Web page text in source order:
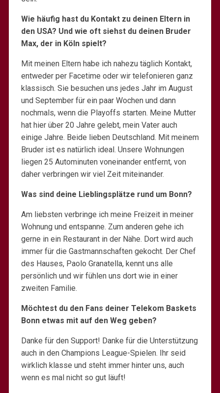
Wie häufig hast du Kontakt zu deinen Eltern in
den USA? Und wie oft siehst du deinen Bruder
Max, der in Köln spielt?
Mit meinen Eltern habe ich nahezu täglich Kontakt,
entweder per Facetime oder wir telefonieren ganz
klassisch. Sie besuchen uns jedes Jahr im August
und September für ein paar Wochen und dann
nochmals, wenn die Playoffs starten. Meine Mutter
hat hier über 20 Jahre gelebt, mein Vater auch
einige Jahre. Beide lieben Deutschland. Mit meinem
Bruder ist es natürlich ideal. Unsere Wohnungen
liegen 25 Autominuten voneinander entfernt, von
daher verbringen wir viel Zeit miteinander.
Was sind deine Lieblingsplätze rund um Bonn?
Am liebsten verbringe ich meine Freizeit in meiner
Wohnung und entspanne. Zum anderen gehe ich
gerne in ein Restaurant in der Nähe. Dort wird auch
immer für die Gastmannschaften gekocht. Der Chef
des Hauses, Paolo Granatella, kennt uns alle
persönlich und wir fühlen uns dort wie in einer
zweiten Familie.
Möchtest du den Fans deiner Telekom Baskets
Bonn etwas mit auf den Weg geben?
Danke für den Support! Danke für die Unterstützung
auch in den Champions League-Spielen. Ihr seid
wirklich klasse und steht immer hinter uns, auch
wenn es mal nicht so gut läuft!